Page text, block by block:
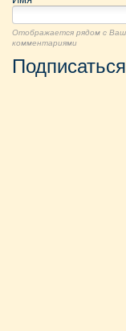
Отображается рядом с
комментариями